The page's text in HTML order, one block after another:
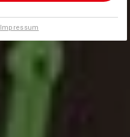
Impressum